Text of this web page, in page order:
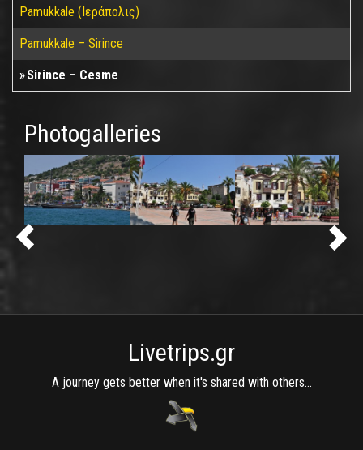
Pamukkale (Ιεράπολις)
Pamukkale – Sirince
Sirince – Cesme
Photogalleries
Livetrips.gr
A journey gets better when it's shared with others...